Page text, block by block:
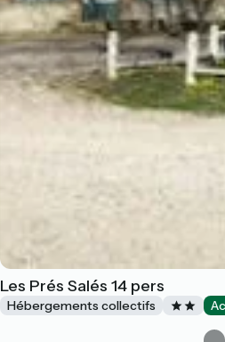
Les Prés Salés 14 pers
Hébergements collectifs